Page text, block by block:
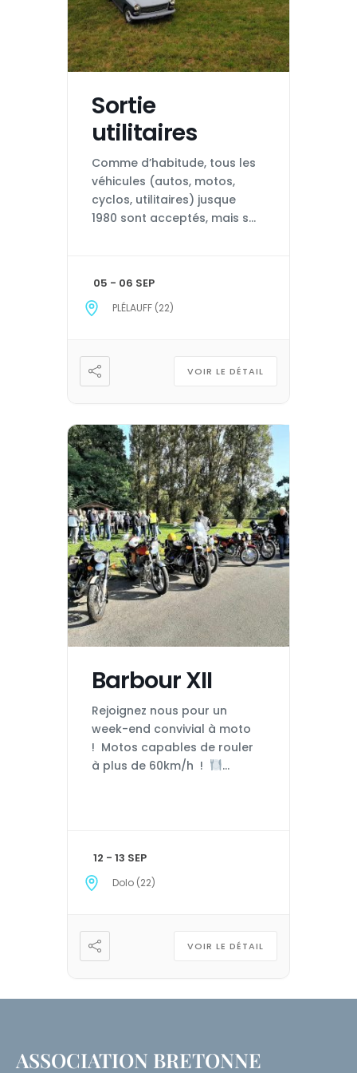
Sortie
utilitaires
Comme d’habitude, tous les
véhicules (autos, motos,
cyclos, utilitaires) jusque
1980 sont acceptés, mais si
obligatoire avant le 23 août
! Tarifs: Samedi : 22 € /
personne Douche : […]
05 - 06 SEP
PLÉLAUFF (22)
VOIR LE DÉTAIL
Barbour XII
Rejoignez nous pour un
week-end convivial à moto
! Motos capables de rouler
à plus de 60km/h !
dimanche midi, le petit
déjeuner, les casse-croûtes,
un don de 2€ à une
30€/personne
(Comprenant l’apéro, […]
12 - 13 SEP
Dolo (22)
VOIR LE DÉTAIL
ASSOCIATION BRETONNE